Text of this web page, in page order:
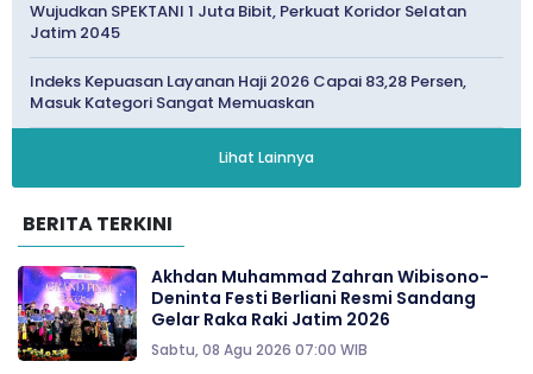
Wujudkan SPEKTANI 1 Juta Bibit, Perkuat Koridor Selatan
Jatim 2045
Indeks Kepuasan Layanan Haji 2026 Capai 83,28 Persen,
Masuk Kategori Sangat Memuaskan
Lihat Lainnya
BERITA TERKINI
Akhdan Muhammad Zahran Wibisono-
Deninta Festi Berliani Resmi Sandang
Gelar Raka Raki Jatim 2026
Sabtu, 08 Agu 2026 07:00 WIB